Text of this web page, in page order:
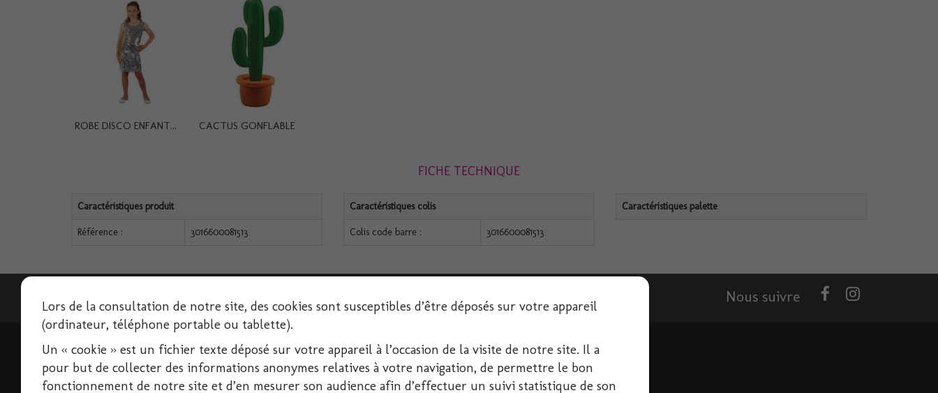
ROBE DISCO ENFANT... CACTUS GONFLABLE
FICHE TECHNIQUE
Caractéristiques produit
Référence : 3016600081513
Caractéristiques colis
Colis code barre : 3016600081513
Caractéristiques palette
Nous suivre
INFORMATIONS
Livraison
SERVICE CLIENT
Décoration-Fête.com, FIRPLAST
Lors de la consultation de notre site, des cookies sont susceptibles d’être déposés sur votre appareil
(ordinateur, téléphone portable ou tablette).
Un « cookie » est un fichier texte déposé sur votre appareil à l’occasion de la visite de notre site. Il a
pour but de collecter des informations anonymes relatives à votre navigation, de permettre le bon
fonctionnement de notre site et d’en mesurer son audience afin d’effectuer un suivi statistique de son